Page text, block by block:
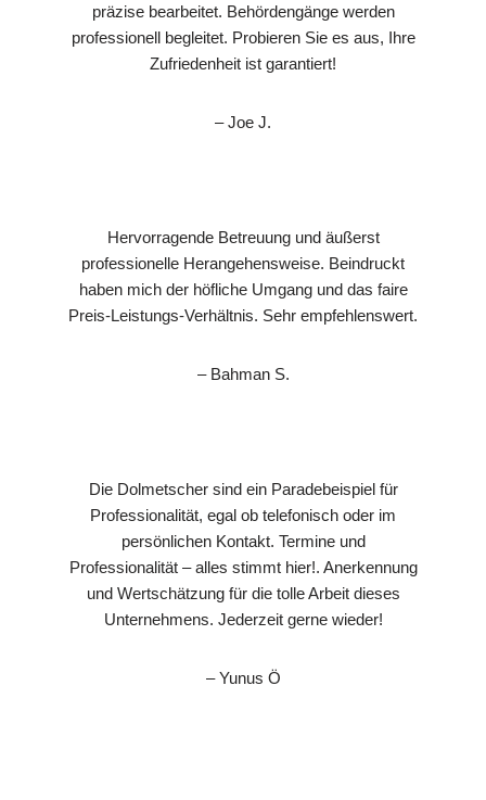
präzise bearbeitet. Behördengänge werden
professionell begleitet. Probieren Sie es aus, Ihre
Zufriedenheit ist garantiert!
– Joe J.
Hervorragende Betreuung und äußerst
professionelle Herangehensweise. Beindruckt
haben mich der höfliche Umgang und das faire
Preis-Leistungs-Verhältnis. Sehr empfehlenswert.
– Bahman S.
Die Dolmetscher sind ein Paradebeispiel für
Professionalität, egal ob telefonisch oder im
persönlichen Kontakt. Termine und
Professionalität – alles stimmt hier!. Anerkennung
und Wertschätzung für die tolle Arbeit dieses
Unternehmens. Jederzeit gerne wieder!
– Yunus Ö